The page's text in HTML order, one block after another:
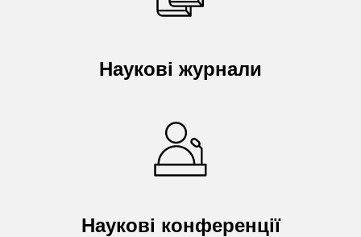
Наукові журнали
Наукові конференції